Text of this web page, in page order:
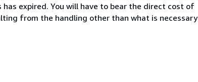
expired. You will have to bear the direct cost of
from the handling other than what is necessary